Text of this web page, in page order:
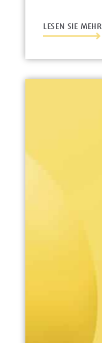
LESEN SIE MEHR